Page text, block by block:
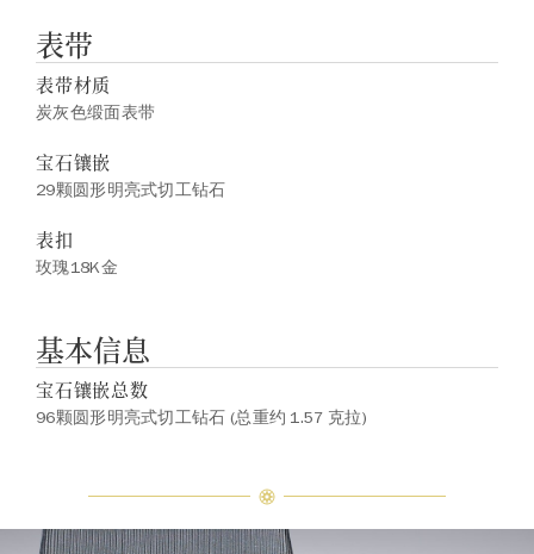
表带
表带材质
炭灰色缎面表带
宝石镶嵌
29颗圆形明亮式切工钻石
表扣
玫瑰18K金
基本信息
宝石镶嵌总数
96颗圆形明亮式切工钻石 (总重约 1.57 克拉)